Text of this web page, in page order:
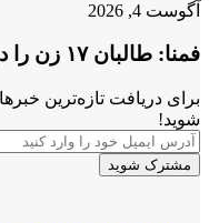
آگوست 4, 2026
فمنا: طالبان ۱۷ زن را در هرات بازداشت کرد
برای دریافت تازه‌ترین
شوید!
آدرس
ایمیل
خود